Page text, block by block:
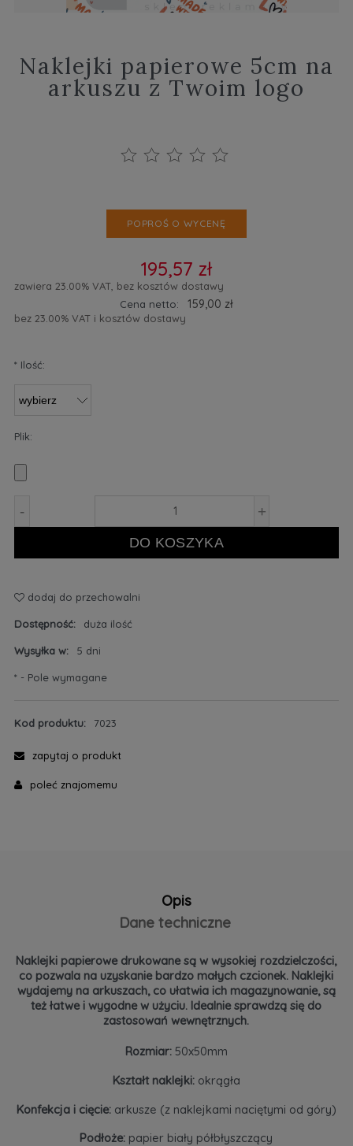
Naklejki papierowe 5cm na
arkuszu z Twoim logo
POPROŚ O WYCENĘ
195,57 zł
zawiera 23.00% VAT, bez kosztów dostawy
Cena netto:
159,00 zł
bez 23.00% VAT i kosztów dostawy
* Ilość:
Plik:
- +
DO KOSZYKA
dodaj do przechowalni
Dostępność: duża ilość
Wysyłka w: 5 dni
* - Pole wymagane
Kod produktu: 7023
zapytaj o produkt
poleć znajomemu
Opis
Dane techniczne
Naklejki papierowe drukowane są w wysokiej rozdzielczości,
co pozwala na uzyskanie bardzo małych czcionek. Naklejki
wydajemy na arkuszach, co ułatwia ich magazynowanie, są
też łatwe i wygodne w użyciu. Idealnie sprawdzą się do
zastosowań wewnętrznych.
Rozmiar: 50x50mm
Kształt naklejki:okrągła
Konfekcja i cięcie:arkusze (z naklejkami naciętymi od góry)
Podłoże: papier biały półbłyszczący